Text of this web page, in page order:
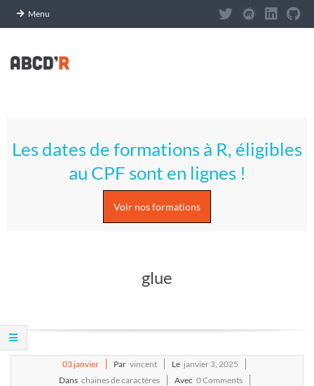
Menu
content
S
E
Menu
Les dates de formations à R, éligibles
au CPF sont en lignes !
Voir nos formations
glue
03janvier Par vincent Le janvier 3, 2025
Dans chaines de caractères Avec 0 Comments
Panneau de gestion des cookies